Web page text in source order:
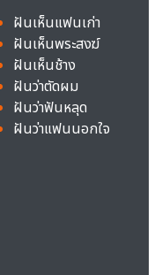
ฝันเห็นแฟนเก่า
ฝันเห็นพระสงฆ์
ฝันเห็นช้าง
ฝันว่าตัดผม
ฝันว่าฟันหลุด
ฝันว่าแฟนนอกใจ